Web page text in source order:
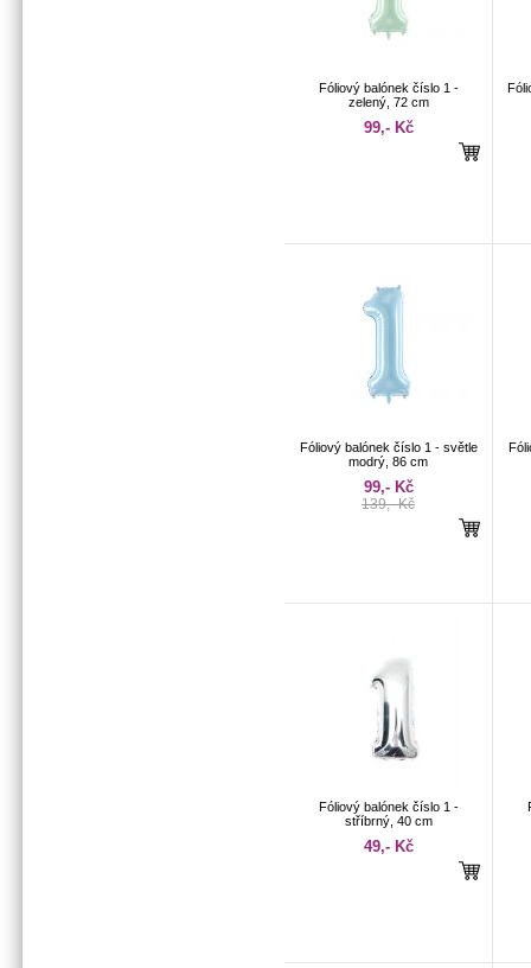
Fóliový balónek číslo 1 -
zelený, 72 cm
99,- Kč
Fóliový balónek číslo 1 - světle
modrý, 86 cm
99,- Kč
139,- Kč
Fóliový balónek číslo 1 -
stříbrný, 40 cm
49,- Kč